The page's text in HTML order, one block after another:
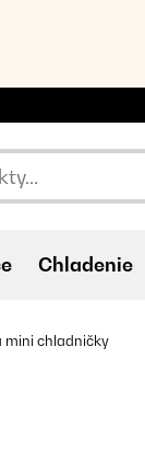
Chladenie
mini chladničky